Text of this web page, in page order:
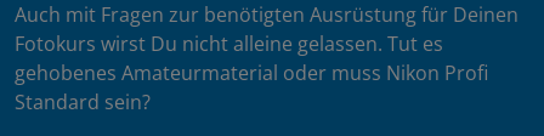
Auch mit Fragen zur benötigten Ausrüstung für Deinen
Fotokurs wirst Du nicht alleine gelassen. Tut es
gehobenes Amateurmaterial oder muss Nikon Profi
Standard sein?